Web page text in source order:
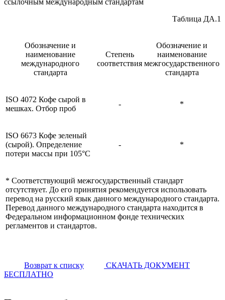
ссылочным международным стандартам
Таблица ДА.1
Обозначение и
наименование
международного
стандарта
Степень
соответствия
Обозначение и
наименование
межгосударственного
стандарта
ISO 4072 Кофе сырой в
мешках. Отбор проб
- *
ISO 6673 Кофе зеленый
(сырой). Определение
потери массы при 105°С
- *
* Соответствующий межгосударственный стандарт
отсутствует. До его принятия рекомендуется использовать
перевод на русский язык данного международного стандарта.
Перевод данного международного стандарта находится в
Федеральном информационном фонде технических
регламентов и стандартов.
Возврат к списку
СКАЧАТЬ ДОКУМЕНТ
БЕСПЛАТНО